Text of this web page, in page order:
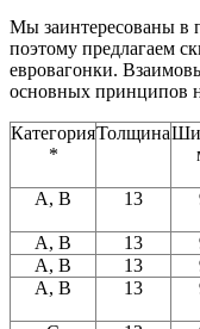
Мы заинтересованы в
поэтому предлагаем
евровагонки.
основных принципов
Категория
*
Толщина
A, В
13
A, В 13
A, В
13
A, В
13